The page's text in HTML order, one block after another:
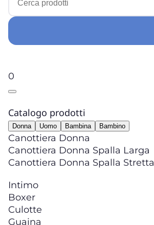
0
Catalogo prodotti
Donna Uomo Bambina Bambino
Canottiera Donna
Canottiera Donna Spalla Larga
Canottiera Donna Spalla Stretta
Intimo
Boxer
Culotte
Guaina